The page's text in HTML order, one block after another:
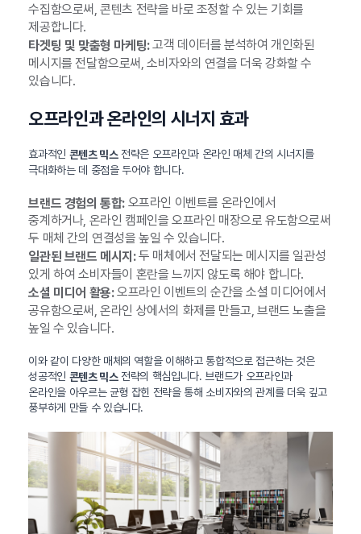
수집함으로써, 콘텐츠 전략을 바로 조정할 수 있는 기회를
제공합니다.
타겟팅 및 맞춤형 마케팅:고객 데이터를 분석하여 개인화된
메시지를 전달함으로써, 소비자와의 연결을 더욱 강화할 수
있습니다.
오프라인과 온라인의 시너지 효과
효과적인 콘텐츠 믹스전략은 오프라인과 온라인 매체 간의 시너지를
극대화하는 데 중점을 두어야 합니다.
브랜드 경험의 통합:오프라인 이벤트를 온라인에서
중계하거나, 온라인 캠페인을 오프라인 매장으로 유도함으로써
두 매체 간의 연결성을 높일 수 있습니다.
일관된 브랜드 메시지:두 매체에서 전달되는 메시지를 일관성
있게 하여 소비자들이 혼란을 느끼지 않도록 해야 합니다.
소셜 미디어 활용:오프라인 이벤트의 순간을 소셜 미디어에서
공유함으로써, 온라인 상에서의 화제를 만들고, 브랜드 노출을
높일 수 있습니다.
이와 같이 다양한 매체의 역할을 이해하고 통합적으로 접근하는 것은
성공적인 콘텐츠 믹스전략의 핵심입니다. 브랜드가 오프라인과
온라인을 아우르는 균형 잡힌 전략을 통해 소비자와의 관계를 더욱 깊고
풍부하게 만들 수 있습니다.